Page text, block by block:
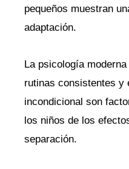
pequeños muestran
adaptación.
La psicología
rutinas consistentes y
incondicional son
los niños de los
separación.